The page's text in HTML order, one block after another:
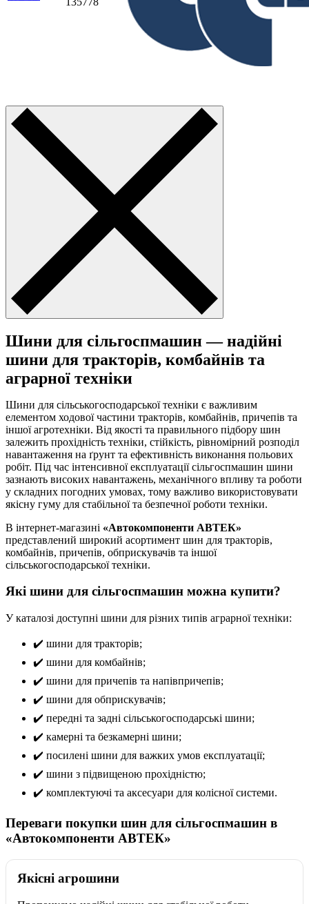
Шини для сільгоспмашин — надійні
шини для тракторів, комбайнів та
аграрної техніки
Шини для сільськогосподарської техніки є важливим
елементом ходової частини тракторів, комбайнів, причепів та
іншої агротехніки. Від якості та правильного підбору шин
залежить прохідність техніки, стійкість, рівномірний розподіл
навантаження на ґрунт та ефективність виконання польових
робіт. Під час інтенсивної експлуатації сільгоспмашин шини
зазнають високих навантажень, механічного впливу та роботи
у складних погодних умовах, тому важливо використовувати
якісну гуму для стабільної та безпечної роботи техніки.
В інтернет-магазині «Автокомпоненти АВТЕК»
представлений широкий асортимент шин для тракторів,
комбайнів, причепів, обприскувачів та іншої
сільськогосподарської техніки.
Які шини для сільгоспмашин можна купити?
У каталозі доступні шини для різних типів аграрної техніки:
✔️ шини для тракторів;
✔️ шини для комбайнів;
✔️ шини для причепів та напівпричепів;
✔️ шини для обприскувачів;
✔️ передні та задні сільськогосподарські шини;
✔️ камерні та безкамерні шини;
✔️ посилені шини для важких умов експлуатації;
✔️ шини з підвищеною прохідністю;
✔️ комплектуючі та аксесуари для колісної системи.
Переваги покупки шин для сільгоспмашин в
«Автокомпоненти АВТЕК»
Якісні агрошини